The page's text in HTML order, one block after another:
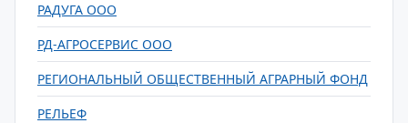
РАДУГА ООО
РД-АГРОСЕРВИС ООО
РЕГИОНАЛЬНЫЙ ОБЩЕСТВЕННЫЙ АГРАРНЫЙ ФОНД
РЕЛЬЕФ